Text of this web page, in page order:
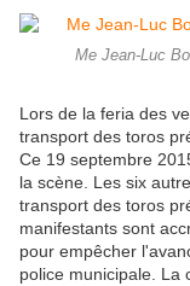
Me Jean-Luc
Lors de la feria des
transport des toros
Ce 19 septembre
la scène. Les six
transport des toros
manifestants sont
pour empêcher
police municipale. La